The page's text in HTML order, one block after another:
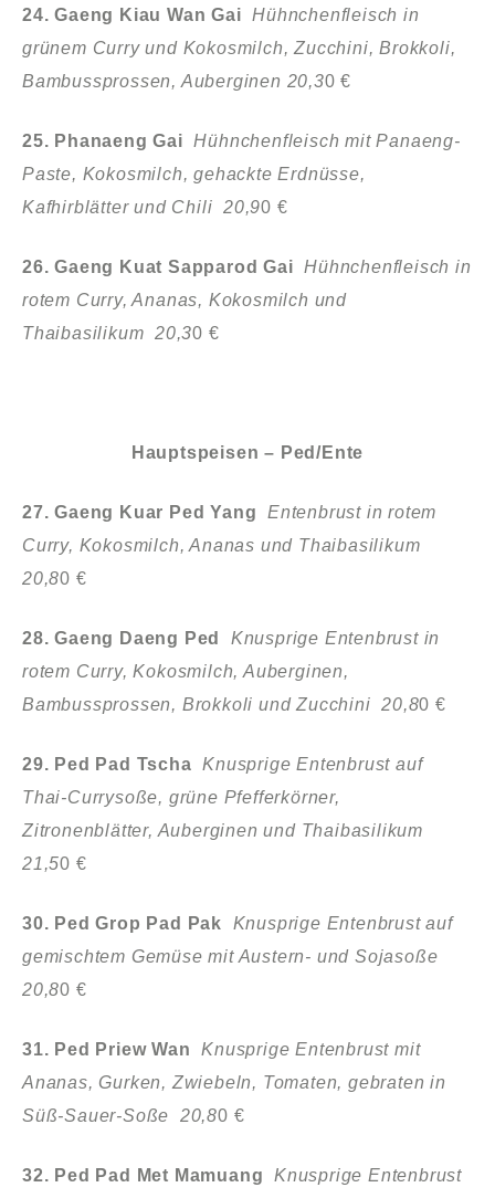
24. Gaeng Kiau Wan Gai
Hühnchenfleisch in
grünem Curry und Kokosmilch, Zucchini, Brokkoli,
Bambussprossen, Auberginen 20,30 €
25. Phanaeng Gai
Hühnchenfleisch mit Panaeng-
Paste, Kokosmilch, gehackte Erdnüsse,
Kafhirblätter und Chili 20,90 €
26. Gaeng Kuat Sapparod Gai
Hühnchenfleisch in
rotem Curry, Ananas, Kokosmilch und
Thaibasilikum 20,30 €
Hauptspeisen – Ped/Ente
27. Gaeng Kuar Ped Yang
Entenbrust in rotem
Curry, Kokosmilch,Ananas und Thaibasilikum
20,80 €
28. Gaeng Daeng Ped
Knusprige Entenbrust in
rotem Curry, Kokosmilch, Auberginen,
Bambussprossen, Brokkoli und Zucchini 20,80 €
29. Ped Pad Tscha
Knusprige Entenbrust auf
Thai-Currysoße, grüne Pfefferkörner,
Zitronenblätter, Auberginen und Thaibasilikum
21,50 €
30. Ped Grop Pad Pak
Knusprige Entenbrust auf
gemischtem Gemüse mit Austern- und Sojasoße
20,80 €
31. Ped Priew Wan
Knusprige Entenbrust mit
Ananas, Gurken, Zwiebeln, Tomaten, gebraten in
Süß-Sauer-Soße 20,80 €
32. Ped Pad Met Mamuang
Knusprige Entenbrust